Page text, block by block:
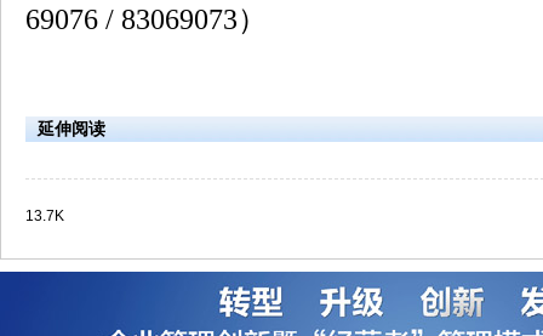
69076 / 83069073）
延伸阅读
13.7K